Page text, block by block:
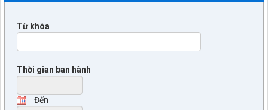
Từ khóa
Thời gian ban hành
Đến